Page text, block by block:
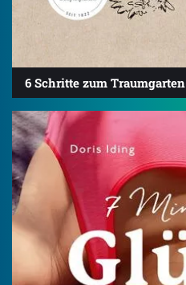
6 Schritte zum Traumgarten